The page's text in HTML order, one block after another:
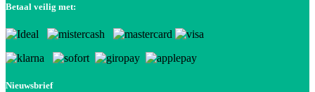
Betaal veilig met:
Nieuwsbrief